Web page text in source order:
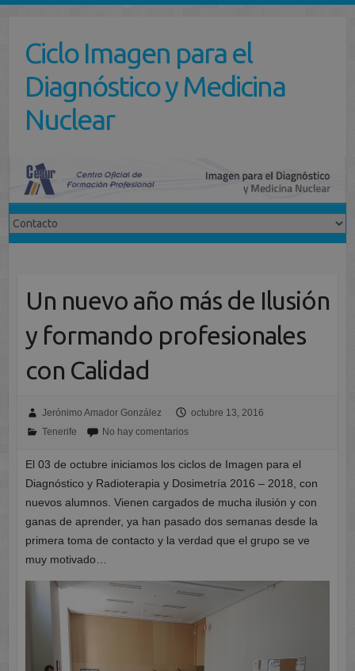
contenidoCiclo Imagen para el
Diagnóstico y Medicina
Nuclear
Un nuevo año más de Ilusión
y formando profesionales
con Calidad
Jerónimo Amador González
octubre 13, 2016
Tenerife
No hay comentarios
El 03 de octubre iniciamos los ciclos de Imagen para el
Diagnóstico y Radioterapia y Dosimetría 2016 – 2018, con
nuevos alumnos. Vienen cargados de mucha ilusión y con
ganas de aprender, ya han pasado dos semanas desde la
primera toma de contacto y la verdad que el grupo se ve
muy motivado…